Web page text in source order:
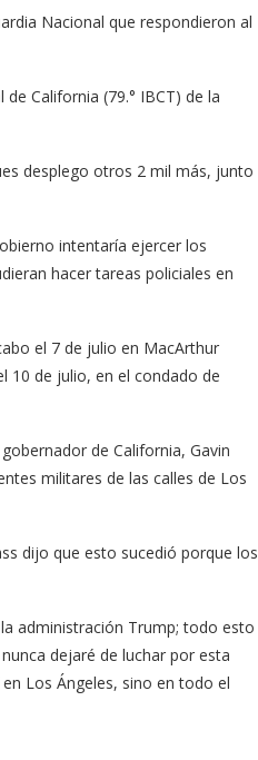
Nacional que respondieron al
California (79.° IBCT) de la
desplego otros 2 mil más, junto
intentaría ejercer los
hacer tareas policiales en
el 7 de julio en MacArthur
10 de julio, en el condado de
de California, Gavin
militares de las calles de Los
dijo que esto sucedió porque los
administración Trump; todo esto
dejaré de luchar por esta
Los Ángeles, sino en todo el